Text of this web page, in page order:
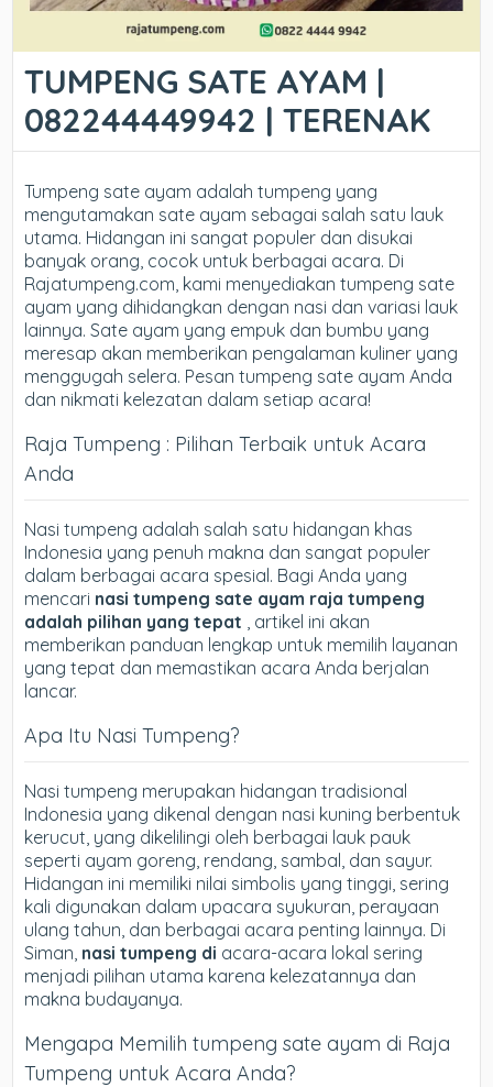
TUMPENG SATE AYAM |
082244449942 | TERENAK
Tumpeng sate ayam adalah tumpeng yang
mengutamakan sate ayam sebagai salah satu lauk
utama. Hidangan ini sangat populer dan disukai
banyak orang, cocok untuk berbagai acara. Di
Rajatumpeng.com, kami menyediakan tumpeng sate
ayam yang dihidangkan dengan nasi dan variasi lauk
lainnya. Sate ayam yang empuk dan bumbu yang
meresap akan memberikan pengalaman kuliner yang
menggugah selera. Pesan tumpeng sate ayam Anda
dan nikmati kelezatan dalam setiap acara!
Raja Tumpeng : Pilihan Terbaik untuk Acara
Anda
Nasi tumpeng adalah salah satu hidangan khas
Indonesia yang penuh makna dan sangat populer
dalam berbagai acara spesial. Bagi Anda yang
mencari nasi tumpeng sate ayam raja tumpeng
adalah pilihan yang tepat , artikel ini akan
memberikan panduan lengkap untuk memilih layanan
yang tepat dan memastikan acara Anda berjalan
lancar.
Apa Itu Nasi Tumpeng?
Nasi tumpeng merupakan hidangan tradisional
Indonesia yang dikenal dengan nasi kuning berbentuk
kerucut, yang dikelilingi oleh berbagai lauk pauk
seperti ayam goreng, rendang, sambal, dan sayur.
Hidangan ini memiliki nilai simbolis yang tinggi, sering
kali digunakan dalam upacara syukuran, perayaan
ulang tahun, dan berbagai acara penting lainnya. Di
Siman, nasi tumpeng di acara-acara lokal sering
menjadi pilihan utama karena kelezatannya dan
makna budayanya.
Mengapa Memilih tumpeng sate ayam di Raja
Tumpeng untuk Acara Anda?